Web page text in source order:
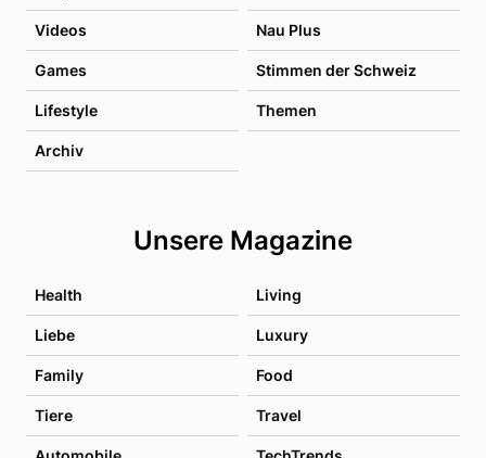
Videos Nau Plus
Games Stimmen der Schweiz
Lifestyle Themen
Archiv
Unsere Magazine
Health Living
Liebe Luxury
Family Food
Tiere Travel